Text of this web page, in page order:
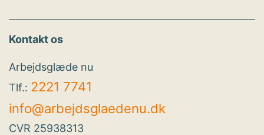
Kontakt os
Arbejdsglæde nu
Tlf.: 2221 7741
info@arbejdsglaedenu.dk
CVR 25938313